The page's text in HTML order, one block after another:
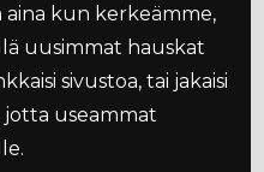
aina kun kerkeämme,
uusimmat hauskat
sivustoa, tai jakaisi
jotta useammat